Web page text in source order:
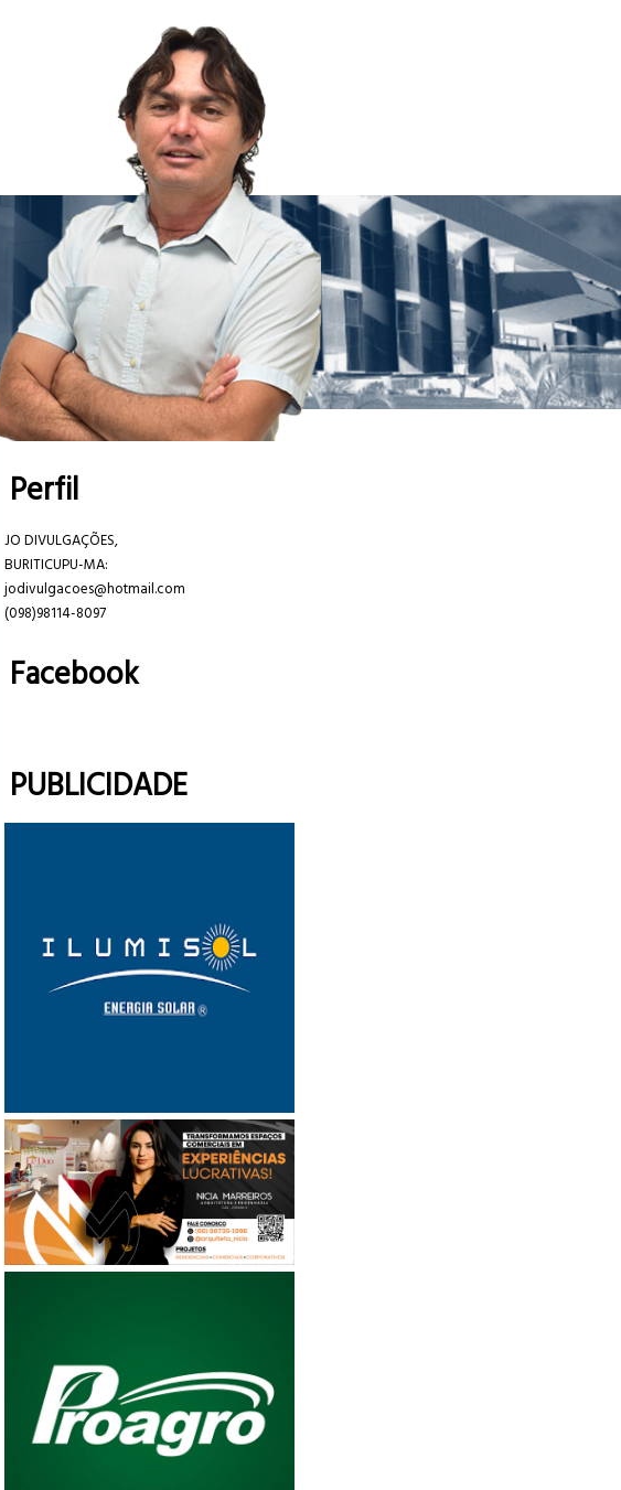
Perfil
JO DIVULGAÇÕES,
BURITICUPU-MA:
jodivulgacoes@hotmail.com
(098)98114-8097
Facebook
PUBLICIDADE